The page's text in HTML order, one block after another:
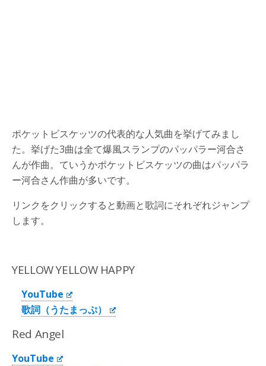
ポケットビスケッツの代表的な人気曲を挙げてみまし
た。挙げた3曲は全て爆風スランプのパッパラー河合さ
んが作曲。ていうかポケットビスケッツの曲はパッパラ
ー河合さん作曲が多いです。
リンクをクリックすると動画と歌詞にそれぞれジャンプ
します。
YELLOW YELLOW HAPPY
YouTube
歌詞（うたまっぷ）
Red Angel
YouTube